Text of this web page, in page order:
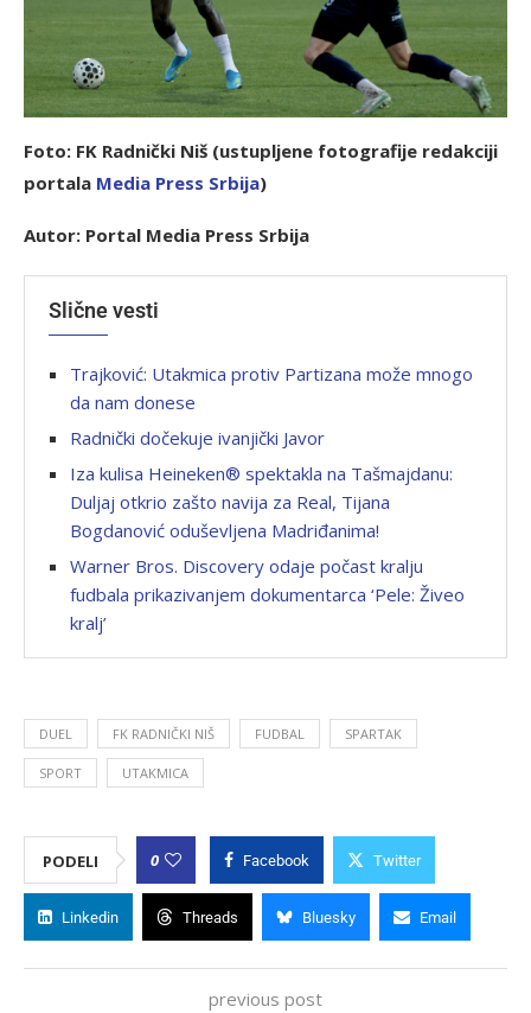
Foto: FK Radnički Niš (ustupljene fotografije redakciji
portala Media Press Srbija)
Autor: Portal Media Press Srbija
Slične vesti
Trajković: Utakmica protiv Partizana može mnogo
da nam donese
Radnički dočekuje ivanjički Javor
Iza kulisa Heineken® spektakla na Tašmajdanu:
Duljaj otkrio zašto navija za Real, Tijana
Bogdanović oduševljena Madriđanima!
Warner Bros. Discovery odaje počast kralju
fudbala prikazivanjem dokumentarca ‘Pele: Živeo
kralj’
DUEL FK RADNIČKI NIŠ FUDBAL SPARTAK
SPORT UTAKMICA
PODELI 0 Facebook Twitter
Linkedin Threads Bluesky Email
previous post